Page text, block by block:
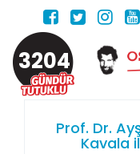
3204
Prof. Dr.
Kavala